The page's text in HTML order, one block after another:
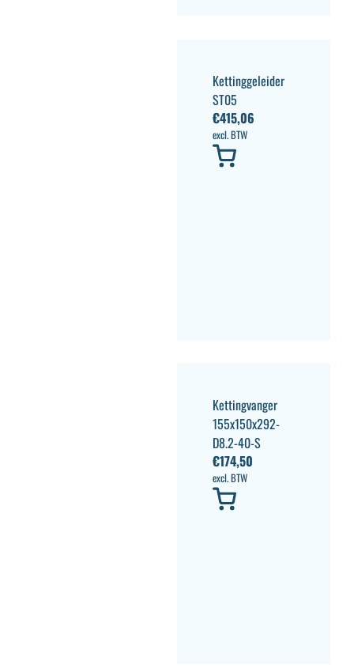
Kettinggeleider
ST05
€415,06
excl. BTW
Kettingvanger
155x150x292-
D8.2-40-S
€174,50
excl. BTW